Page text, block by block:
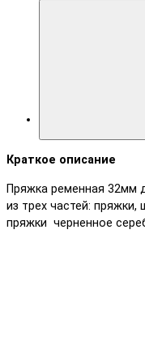
Краткое описание
Пряжка ременная 32мм
из трех частей: пряжки,
пряжки черненное